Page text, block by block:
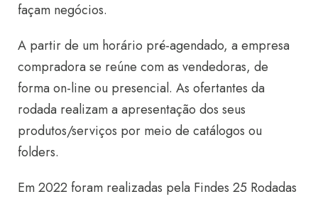
façam negócios.
A partir de um horário pré-agendado, a empresa
compradora se reúne com as vendedoras, de
forma on-line ou presencial. As ofertantes da
rodada realizam a apresentação dos seus
produtos/serviços por meio de catálogos ou
folders.
Em 2022 foram realizadas pela Findes 25 Rodadas